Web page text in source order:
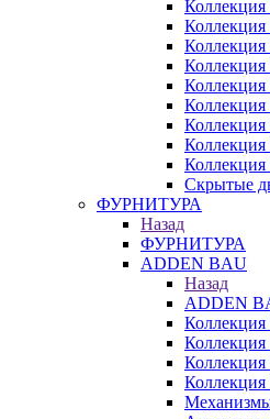
Скрытые
ФУРНИТУРА
Назад
ФУРНИТУРА
ADDEN BAU
Назад
ADDEN